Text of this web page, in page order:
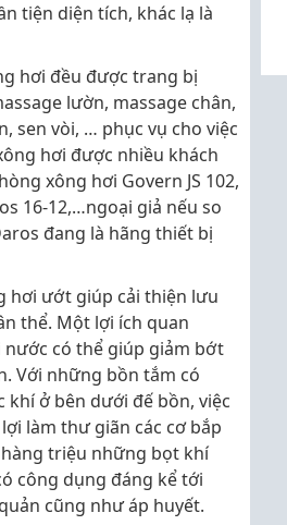
tiện diện tích, khác lạ là
hơi đều được trang bị
lườn, massage chân,
sen vòi, … phục vụ cho việc
hơi được nhiều khách
xông hơi Govern JS 102,
16-12,…ngoại giả nếu so
đang là hãng thiết bị
hơi ướt giúp cải thiện lưu
thể. Một lợi ích quan
có thể giúp giảm bớt
Với những bồn tắm có
khí ở bên dưới đế bồn, việc
làm thư giãn các cơ bắp
triệu những bọt khí
công dụng đáng kể tới
cũng như áp huyết.